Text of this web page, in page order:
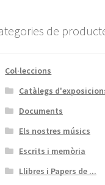
de
Col·leccions
Catàlegs
Documents
Els nostres músics
Escrits i memòria
Llibres i Papers de ...